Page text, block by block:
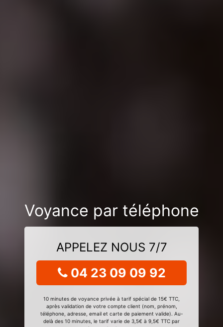
Voyance par téléphone
APPELEZ NOUS 7/7
04 23 09 09 92
10 minutes de voyance privée à tarif spécial de 15€ TTC,
après validation de votre compte client (nom, prénom,
téléphone, adresse, email et carte de paiement valide). Au-
delà des 10 minutes, le tarif varie de 3,5€ à 9,5€ TTC par